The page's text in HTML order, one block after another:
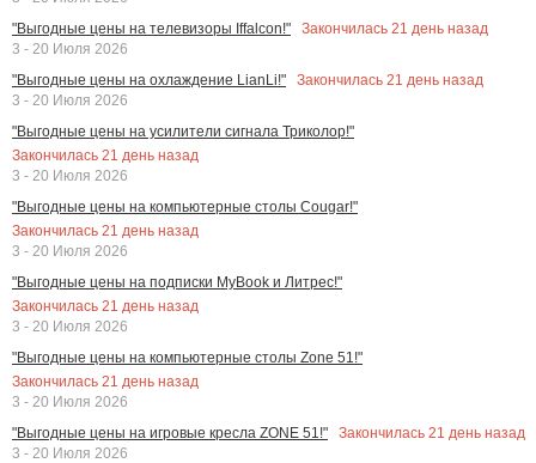
"Выгодные цены на телевизоры Iffalcon!"
Закончилась 21 день назад
3 - 20 Июля 2026
"Выгодные цены на охлаждение LianLi!"
Закончилась 21 день назад
3 - 20 Июля 2026
"Выгодные цены на усилители сигнала Триколор!"
Закончилась 21 день назад
3 - 20 Июля 2026
"Выгодные цены на компьютерные столы Cougar!"
Закончилась 21 день назад
3 - 20 Июля 2026
"Выгодные цены на подписки MyBook и Литрес!"
Закончилась 21 день назад
3 - 20 Июля 2026
"Выгодные цены на компьютерные столы Zone 51!"
Закончилась 21 день назад
3 - 20 Июля 2026
"Выгодные цены на игровые кресла ZONE 51!"
Закончилась 21 день назад
3 - 20 Июля 2026